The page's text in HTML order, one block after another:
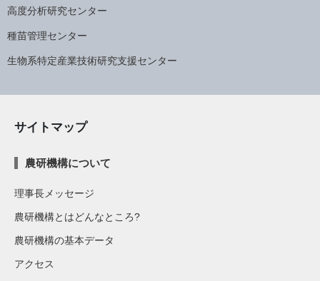
高度分析研究センター
種苗管理センター
生物系特定産業技術研究支援センター
サイトマップ
農研機構について
理事長メッセージ
農研機構とはどんなところ?
農研機構の基本データ
アクセス